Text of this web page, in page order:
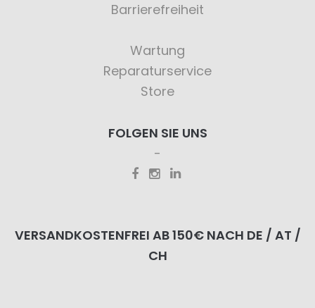
Barrierefreiheit
Wartung
Reparaturservice
Store
FOLGEN SIE UNS
VERSANDKOSTENFREI AB 150€ NACH DE / AT /
CH